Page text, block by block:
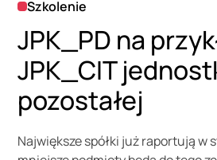
Szkolenie
JPK_PD na
JPK_CIT
pozostałej
Największe spółki już raportują w